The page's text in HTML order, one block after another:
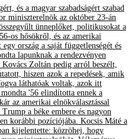
és a magyar szabadságért szabad
miniszterelnök az október 23-án
ünneplőket, politikusokat a
os hősökről, és az amerikai
ország a saját függetlenségét és
lapunknak a rendezvényen
Zoltán pedig arról beszélt,
hiszen azok a repedések, amik
láthatóak voltak, azok itt
'56 elindította ennek a
az amerikai elnökválasztással
a béke embere és nagyon
korábbi pozíciójába. Kocsis Máté a
kijelentette: közröhej, hogy